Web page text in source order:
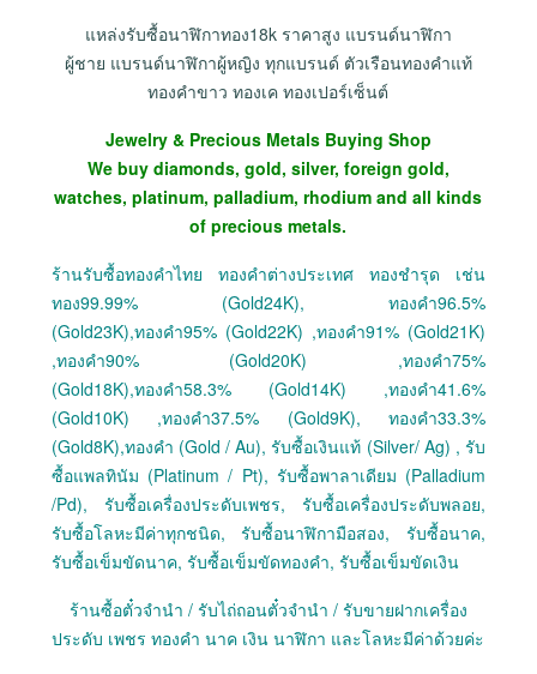
แหล่งรับซื้อนาฬิกาทอง18k ราคาสูง แบรนด์นาฬิกา
ผู้ชาย แบรนด์นาฬิกาผู้หญิง ทุกแบรนด์ ตัวเรือนทองคำแท้
ทองคำขาว ทองเค ทองเปอร์เซ็นต์
Jewelry & Precious Metals Buying Shop
We buy diamonds, gold, silver, foreign gold,
watches, platinum, palladium, rhodium and all kinds
of precious metals.
ร้านรับซื้อทองคำไทย ทองคำต่างประเทศ ทองชำรุด เช่น
ทอง99.99% (Gold24K), ทองคำ96.5%
(Gold23K),ทองคำ95% (Gold22K) ,ทองคำ91% (Gold21K)
,ทองคำ90% (Gold20K) ,ทองคำ75%
(Gold18K),ทองคำ58.3% (Gold14K) ,ทองคำ41.6%
(Gold10K) ,ทองคำ37.5% (Gold9K), ทองคำ33.3%
(Gold8K),ทองคำ (Gold / Au), รับซื้อเงินแท้ (Silver/ Ag) , รับ
ซื้อแพลทินัม (Platinum / Pt), รับซื้อพาลาเดียม (Palladium
/Pd), รับซื้อเครื่องประดับเพชร, รับซื้อเครื่องประดับพลอย,
รับซื้อโลหะมีค่าทุกชนิด, รับซื้อนาฬิกามือสอง, รับซื้อนาค,
รับซื้อเข็มขัดนาค, รับซื้อเข็มขัดทองคำ, รับซื้อเข็มขัดเงิน
ร้านซื้อตั๋วจำนำ / รับไถ่ถอนตั๋วจำนำ / รับขายฝากเครื่อง
ประดับ เพชร ทองคำ นาค เงิน นาฬิกา และโลหะมีค่าด้วยค่ะ